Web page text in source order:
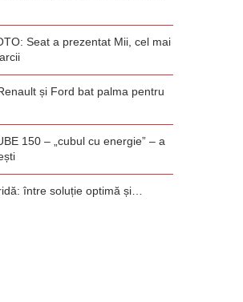
Seat a prezentat Mii, cel mai
și Ford bat palma pentru
150 – „cubul cu energie” – a
între soluție optimă și…